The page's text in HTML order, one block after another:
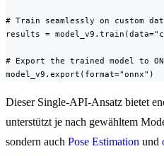
# Train seamlessly on custom
results =
# Export the trained model to
model_v9.export(format="onnx")
Dieser Single-API-Ansatz bietet
unterstützt je nach gewähltem
sondern auch Pose Estimation und